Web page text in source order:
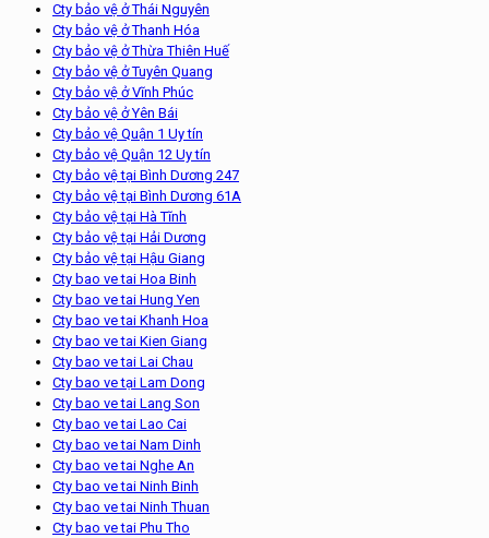
Cty bảo vệ ở Thái Nguyên
Cty bảo vệ ở Thanh Hóa
Cty bảo vệ ở Thừa Thiên Huế
Cty bảo vệ ở Tuyên Quang
Cty bảo vệ ở Vĩnh Phúc
Cty bảo vệ ở Yên Bái
Cty bảo vệ Quận 1 Uy tín
Cty bảo vệ Quận 12 Uy tín
Cty bảo vệ tại Bình Dương 247
Cty bảo vệ tại Bình Dương 61A
Cty bảo vệ tại Hà Tĩnh
Cty bảo vệ tại Hải Dương
Cty bảo vệ tại Hậu Giang
Cty bao ve tai Hoa Binh
Cty bao ve tai Hung Yen
Cty bao ve tai Khanh Hoa
Cty bao ve tai Kien Giang
Cty bao ve tai Lai Chau
Cty bao ve tại Lam Dong
Cty bao ve tai Lang Son
Cty bao ve tai Lao Cai
Cty bao ve tai Nam Dinh
Cty bao ve tai Nghe An
Cty bao ve tai Ninh Binh
Cty bao ve tai Ninh Thuan
Cty bao ve tai Phu Tho